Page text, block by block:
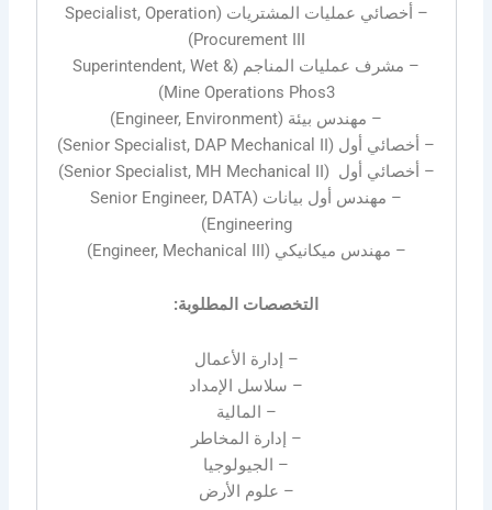
– أخصائي عمليات المشتريات (Specialist, Operation
Procurement III)
– مشرف عمليات المناجم (Superintendent, Wet &
Mine Operations Phos3)
– مهندس بيئة (Engineer, Environment)
– أخصائي أول (Senior Specialist, DAP Mechanical II)
– أخصائي أول (Senior Specialist, MH Mechanical II)
– مهندس أول بيانات (Senior Engineer, DATA
Engineering)
– مهندس ميكانيكي (Engineer, Mechanical III)
التخصصات المطلوبة:
– إدارة الأعمال
– سلاسل الإمداد
– المالية
– إدارة المخاطر
– الجيولوجيا
– علوم الأرض